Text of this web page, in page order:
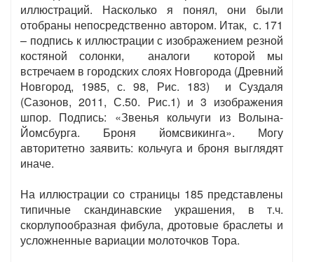
иллюстраций. Насколько я понял, они были
отобраны непосредственно автором. Итак, с. 171
– подпись к иллюстрации с изображением резной
костяной солонки, аналоги которой мы
встречаем в городских слоях Новгорода (Древний
Новгород, 1985, с. 98, Рис. 183) и Суздаля
(Сазонов, 2011, С.50. Рис.1) и 3 изображения
шпор. Подпись: «Звенья кольчуги из Волына-
Йомсбурга. Броня йомсвикинга». Могу
авторитетно заявить: кольчуга и броня выглядят
иначе.
На иллюстрации со страницы 185 представлены
типичные скандинавские украшения, в т.ч.
скорлупообразная фибула, дротовые браслеты и
усложненные вариации молоточков Тора.